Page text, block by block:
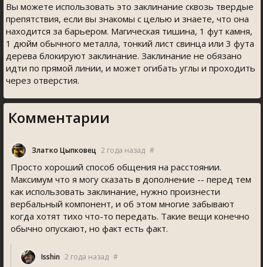
Вы можете использовать это заклинание сквозь твердые
препятствия, если вы знакомы с целью и знаете, что она
находится за барьером. Магическая тишина, 1 фут камня,
1 дюйм обычного металла, тонкий лист свинца или 3 фута
дерева блокируют заклинание. Заклинание не обязано
идти по прямой линии, и может огибать углы и проходить
через отверстия.
Комментарии
Златко Цыпковец 2 года назад #
Просто хороший способ общения на расстоянии.
Максимум что я могу сказать в дополнение -- перед тем
как использовать заклинание, нужно произнести
вербальный компонент, и об этом многие забывают
когда хотят тихо что-то передать. Такие вещи конечно
обычно опускают, но факт есть факт.
Isshin 2 года назад #